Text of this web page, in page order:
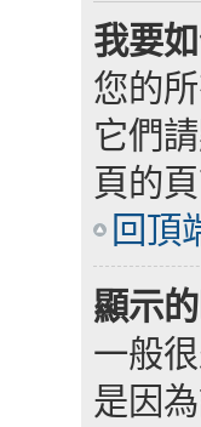
我要
您的
它們
頁的
回頂
顯示
一般
是因